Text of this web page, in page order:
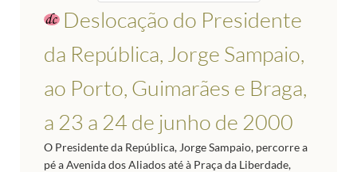
Deslocação do Presidente
da República, Jorge Sampaio,
ao Porto, Guimarães e Braga,
a 23 a 24 de junho de 2000
O Presidente da República, Jorge Sampaio, percorre a
pé a Avenida dos Aliados até à Praça da Liberdade,